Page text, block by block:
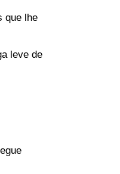
que lhe
leve de